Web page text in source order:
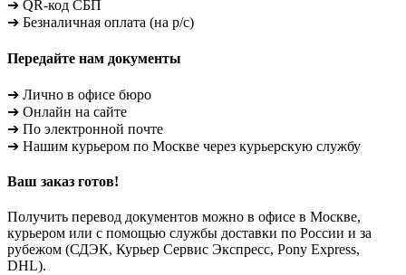
➔ QR-код СБП
➔ Безналичная оплата (на р/с)
Передайте нам документы
➔ Лично в офисе бюро
➔ Онлайн на сайте
➔ По электронной почте
➔ Нашим курьером по Москве через курьерскую службу
Ваш заказ готов!
Получить перевод документов можно в офисе в Москве,
курьером или с помощью службы доставки по России и за
рубежом (СДЭК, Курьер Сервис Экспресс, Pony Express,
DHL).